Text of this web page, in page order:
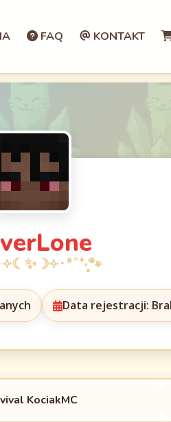
FAQ KONTAKT
Data rejestracji:
KociakMC